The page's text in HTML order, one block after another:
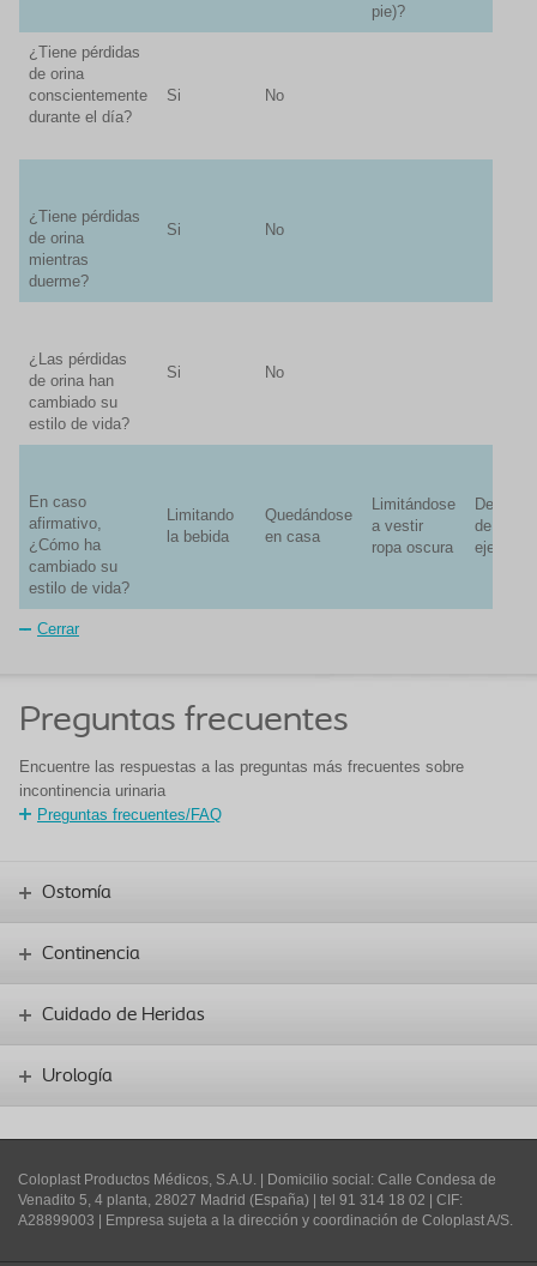
pie)?
¿Tiene pérdidas
de orina
conscientemente
durante el día?
Si No
¿Tiene pérdidas
de orina
mientras
duerme?
Si No
¿Las pérdidas
de orina han
cambiado su
estilo de vida?
Si No
En caso
afirmativo,
¿Cómo ha
cambiado su
estilo de vida?
Limitando
la bebida
Quedándose
en casa
Limitándose
a vestir
ropa oscura
Dejando
de hacer
ejercicio
Cerrar
Preguntas frecuentes
Encuentre las respuestas a las preguntas más frecuentes sobre
incontinencia urinaria
Preguntas frecuentes/FAQ
Ostomía
Continencia
Cuidado de Heridas
Urología
Coloplast Productos Médicos, S.A.U. | Domicilio social: Calle Condesa de
Venadito 5, 4 planta, 28027 Madrid (España) | tel 91 314 18 02 | CIF:
A28899003 | Empresa sujeta a la dirección y coordinación de Coloplast A/S.